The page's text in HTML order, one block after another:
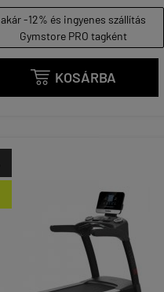
akár -12% és ingyenes szállítás
Gymstore PRO tagként
 KOSÁRBA